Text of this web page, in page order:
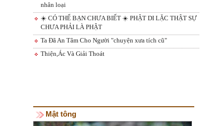
nhân loại
☀️ CÓ THỂ BẠN CHƯA BIẾT ☀️ PHẬT DI LẶC THẬT SỰ
CHƯA PHẢI LÀ PHẬT
Ta Đã An Tâm Cho Người "chuyện xưa tích cũ"
Thiện,Ác Và Giải Thoát
Mật tông